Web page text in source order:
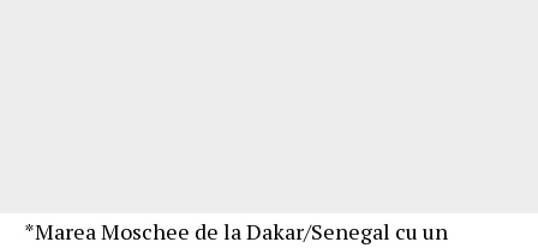
*Marea Moschee de la Dakar/Senegal cu un